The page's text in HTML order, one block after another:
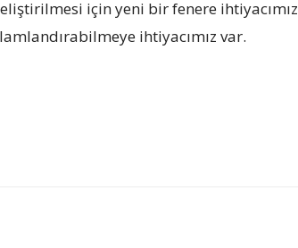
için yeni bir fenere ihtiyacımız
ihtiyacımız var.